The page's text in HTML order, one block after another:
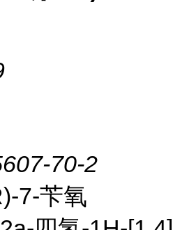
70-2
7-苄氧